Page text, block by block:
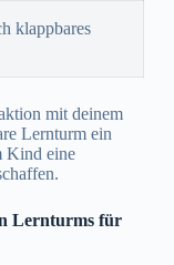
klappbares
mit deinem
Lernturm ein
Kind eine
Lernturms für